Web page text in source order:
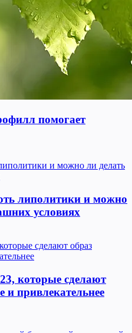
помогает
липолитики и можно
условиях
которые сделают
и привлекательнее